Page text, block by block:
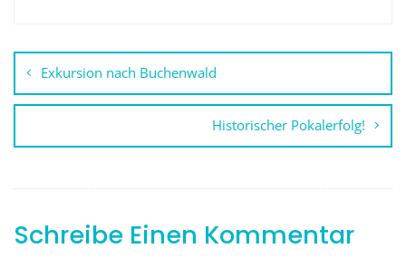
Beitragsnavigation
Exkursion nach Buchenwald
Historischer Pokalerfolg!
Schreibe Einen Kommentar